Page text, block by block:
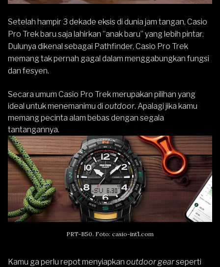
Setelah hampir 3 dekade eksis di dunia jam tangan, Casio
Pro Trekbaru saja lahirkan ”anak baru” yang lebih pintar.
Dulunya dikenal sebagai Pathfinder, Casio Pro Trek
memang tak pernah gagal dalam menggabungkan fungsi
dan fesyen.
Secara umum Casio Pro Trek merupakan pilihan yang
ideal untuk menemanimu di outdoor. Apalagi jika kamu
memang pecinta alam bebas dengan segala
tantangannya.
PRT-B50. Foto: casio-int’l.com
Kamu ga perlu repot menyiapkan outdoorgearseperti